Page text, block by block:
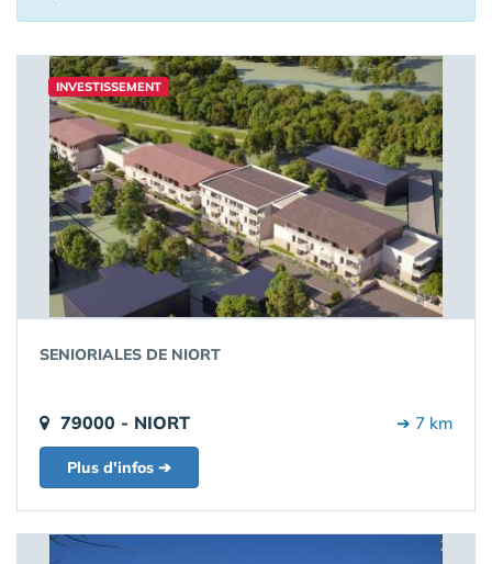
INVESTISSEMENT
SENIORIALES DE NIORT
79000 - NIORT ➔ 7 km
Plus d'infos ➔